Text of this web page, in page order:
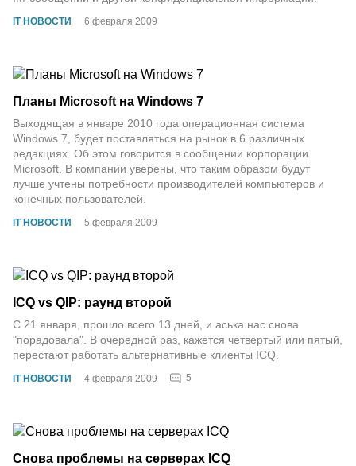
IT НОВОСТИ 6 февраля 2009
IT НОВОСТИ 5 февраля 2009
Планы Microsoft на Windows 7
Выходящая в январе 2010 года операционная система
Windows 7, будет поставляться на рынок в 6 различных
редакциях. Об этом говорится в сообщении корпорации
Microsoft. В компании уверены, что таким образом будут
лучше учтены потребности производителей компьютеров и
конечных пользователей.
IT НОВОСТИ 4 февраля 2009 5
ICQ vs QIP: раунд второй
С 21 января, прошло всего 13 дней, и аська нас снова
"порадовала". В очередной раз, кажется четвертый или пятый,
перестают работать альтернативные клиенты ICQ.
Снова проблемы на серверах ICQ